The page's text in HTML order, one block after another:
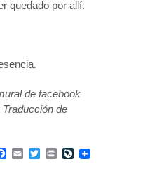
quedado por allí.
de facebook
de
Facebook
EmailTwitterPrintLiveJournal